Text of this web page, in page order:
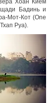
Хоан Кием
Бадинь и
Мот-Кот (One
Руа).